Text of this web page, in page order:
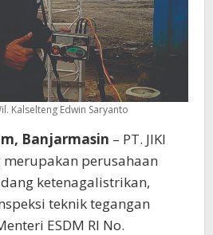
Kalselteng Edwin Saryanto
Banjarmasin – PT. JIKI
perusahaan
ketenagalistrikan,
teknik tegangan
ESDM RI No.